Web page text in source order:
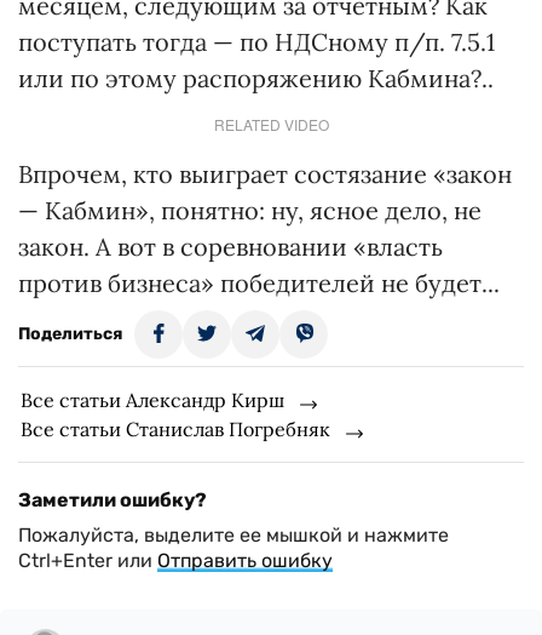
поступать тогда — по НДСному п/п. 7.5.1
или по этому распоряжению Кабмина?..
RELATED VIDEO
Впрочем, кто выиграет состязание «закон
— Кабмин», понятно: ну, ясное дело, не
закон. А вот в соревновании «власть
против бизнеса» победителей не будет...
Поделиться
Все статьи Александр Кирш
Все статьи Станислав Погребняк
Заметили ошибку?
Пожалуйста, выделите ее мышкой и нажмите
Ctrl+Enter или Отправить ошибку